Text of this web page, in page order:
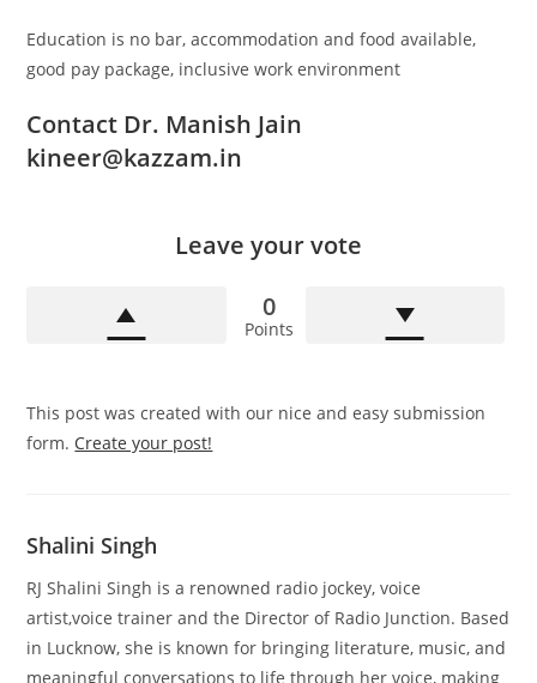
Education is no bar, accommodation and food available,
good pay package, inclusive work environment
Contact Dr. Manish Jain
kineer@kazzam.in
Leave your vote
0
Points
This post was created with our nice and easy submission
form. Create your post!
Shalini Singh
RJ Shalini Singh is a renowned radio jockey, voice
artist,voice trainer and the Director of Radio Junction. Based
in Lucknow, she is known for bringing literature, music, and
meaningful conversations to life through her voice, making